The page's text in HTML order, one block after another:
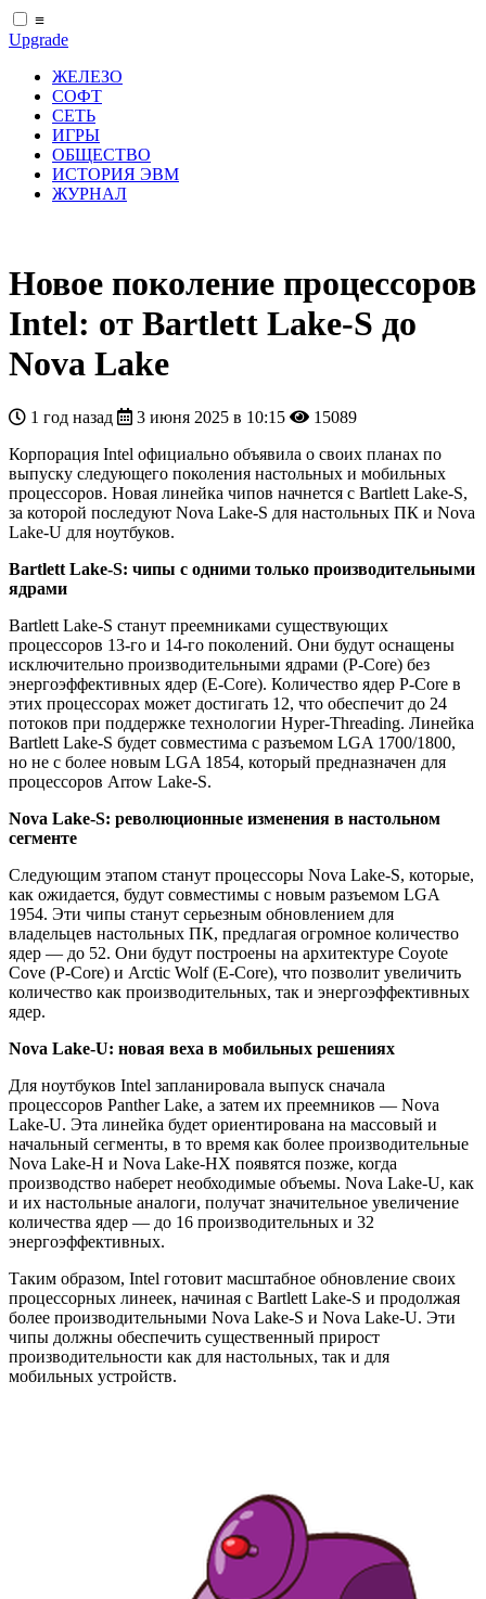
≡
Upgrade
ЖЕЛЕЗО
СОФТ
СЕТЬ
ИГРЫ
ОБЩЕСТВО
ИСТОРИЯ ЭВМ
ЖУРНАЛ
Новое поколение процессоров
Intel: от Bartlett Lake-S до
Nova Lake
1 год назад 3 июня 2025 в 10:15
15089
Корпорация Intel официально объявила о своих планах по
выпуску следующего поколения настольных и мобильных
процессоров. Новая линейка чипов начнется с Bartlett Lake-S,
за которой последуют Nova Lake-S для настольных ПК и Nova
Lake-U для ноутбуков.
Bartlett Lake-S: чипы с одними только производительными
ядрами
Bartlett Lake-S станут преемниками существующих
процессоров 13-го и 14-го поколений. Они будут оснащены
исключительно производительными ядрами (P-Core) без
энергоэффективных ядер (E-Core). Количество ядер P-Core в
этих процессорах может достигать 12, что обеспечит до 24
потоков при поддержке технологии Hyper-Threading. Линейка
Bartlett Lake-S будет совместима с разъемом LGA 1700/1800,
но не с более новым LGA 1854, который предназначен для
процессоров Arrow Lake-S.
Nova Lake-S: революционные изменения в настольном
сегменте
Следующим этапом станут процессоры Nova Lake-S, которые,
как ожидается, будут совместимы с новым разъемом LGA
1954. Эти чипы станут серьезным обновлением для
владельцев настольных ПК, предлагая огромное количество
ядер — до 52. Они будут построены на архитектуре Coyote
Cove (P-Core) и Arctic Wolf (E-Core), что позволит увеличить
количество как производительных, так и энергоэффективных
ядер.
Nova Lake-U: новая веха в мобильных решениях
Для ноутбуков Intel запланировала выпуск сначала
процессоров Panther Lake, а затем их преемников — Nova
Lake-U. Эта линейка будет ориентирована на массовый и
начальный сегменты, в то время как более производительные
Nova Lake-H и Nova Lake-HX появятся позже, когда
производство наберет необходимые объемы. Nova Lake-U, как
и их настольные аналоги, получат значительное увеличение
количества ядер — до 16 производительных и 32
энергоэффективных.
Таким образом, Intel готовит масштабное обновление своих
процессорных линеек, начиная с Bartlett Lake-S и продолжая
более производительными Nova Lake-S и Nova Lake-U. Эти
чипы должны обеспечить существенный прирост
производительности как для настольных, так и для
мобильных устройств.